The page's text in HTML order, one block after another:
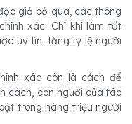
giả bỏ qua, các thông
xác. Chỉ khi làm tốt
uy tín, tăng tỷ lệ người
xác còn là cách để
cách, con người của tác
trong hàng triệu người